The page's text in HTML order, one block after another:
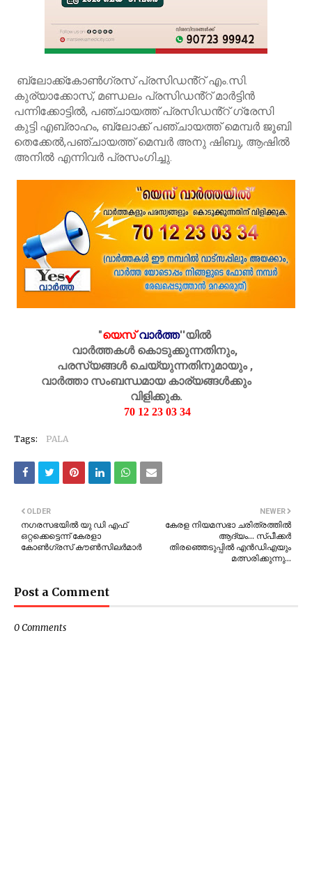
ബ്ലോക്ക്കോൺഗ്രസ് പ്രസിഡൻ്റ് എം.സി.
കുര്യാക്കോസ്, മണ്ഡലം പ്രസിഡൻ്റ് മാർട്ടിൻ
പന്നിക്കോട്ടിൽ, പഞ്ചായത്ത് പ്രസിഡൻ്റ് ഗ്രേസി
കുട്ടി എബ്രാഹം, ബ്ലോക്ക് പഞ്ചായത്ത് മെമ്പർ ജൂബി
തെക്കേൽ,പഞ്ചായത്ത് മെമ്പർ അനു ഷിബു, ആഷിൽ
അനിൽ എന്നിവർ പ്രസംഗിച്ചു.
"യെസ് വാർത്ത''യിൽ
വാർത്തകൾ കൊടുക്കുന്നതിനും,
പരസ്യങ്ങൾ ചെയ്യുന്നതിനുമായും ,
വാർത്താ സംബന്ധമായ കാര്യങ്ങൾക്കും
വിളിക്കുക.
70 12 23 03 34
Tags: PALA
NEWER
കേരള നിയമസഭാ ചരിത്രത്തിൽ
ആദ്യം… സ്പീക്കർ
തിരഞ്ഞെടുപ്പിൽ എൻഡിഎയും
മത്സരിക്കുന്നു…
OLDER
നഗരസഭയിൽ യു ഡി എഫ്
ഒറ്റക്കെട്ടെന്ന് കേരളാ
കോൺഗ്രസ് കൗൺസിലർമാർ
Post a Comment
0 Comments